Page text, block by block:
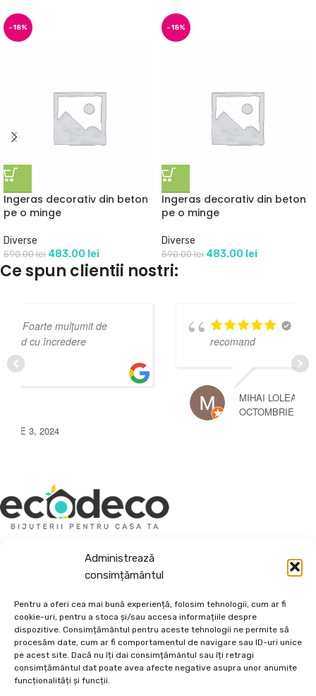
Administrează
consimțământul
Pentru a oferi cea mai bună experiență, folosim tehnologii, cum ar fi
cookie-uri, pentru a stoca și/sau accesa informațiile despre
dispozitive. Consimțământul pentru aceste tehnologii ne permite să
procesăm date, cum ar fi comportamentul de navigare sau ID-uri unice
pe acest site. Dacă nu îți dai consimțământul sau îți retragi
consimțământul dat poate avea afecte negative asupra unor anumite
funcționalități și funcții.
-18%
Ingeras decorativ din beton
pe o minge
Diverse
590.00lei 483.00 lei
-18%
Ingeras decorativ din beton
pe o minge
Diverse
590.00lei 483.00 lei
Ce spun clientii nostri:
Personal prietenos,
recomand
OCTOMBRIE 3, 2024
Depozit En-Gross și En-Detail
Piatră Decorativă și Plante Ornamentale
DE 70, vis-a-vis de Termo Ișalnița, Craiova, Dolj, Romania
+40760973126
contact@ecodeco.ro
VIZITEAZĂ DEPOZIT